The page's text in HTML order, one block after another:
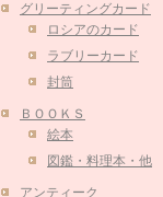
グリーティングカード
ロシアのカード
ラブリーカード
封筒
ＢＯＯＫＳ
絵本
図鑑・料理本・他
アンティーク